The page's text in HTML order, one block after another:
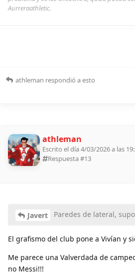
Aurreraathletic.
athleman respondió a esto
athleman
Escrito el día 4/03/2026 a las
Respuesta #13
Javert Paredes de lateral,
El grafismo del club pone a Vivían y
Me parece una Valverdada de
no Messi!!!